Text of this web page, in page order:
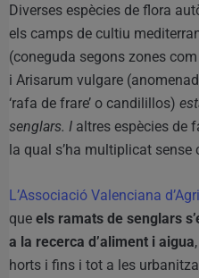
Diverses espècies de flora
els camps de cultiu
(coneguda segons zones com
i Arisarum vulgare
‘rafa de frare’ o candilillos)
senglars. I altres espècies de
la qual s’ha multiplicat
L’Associació Valenciana
que els ramats de senglars
a la recerca d’aliment i aigua
horts i fins i tot a les